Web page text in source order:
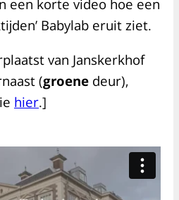
een korte video hoe een
Babylab eruit ziet.
van Janskerkhof
(groene deur),
hier.]